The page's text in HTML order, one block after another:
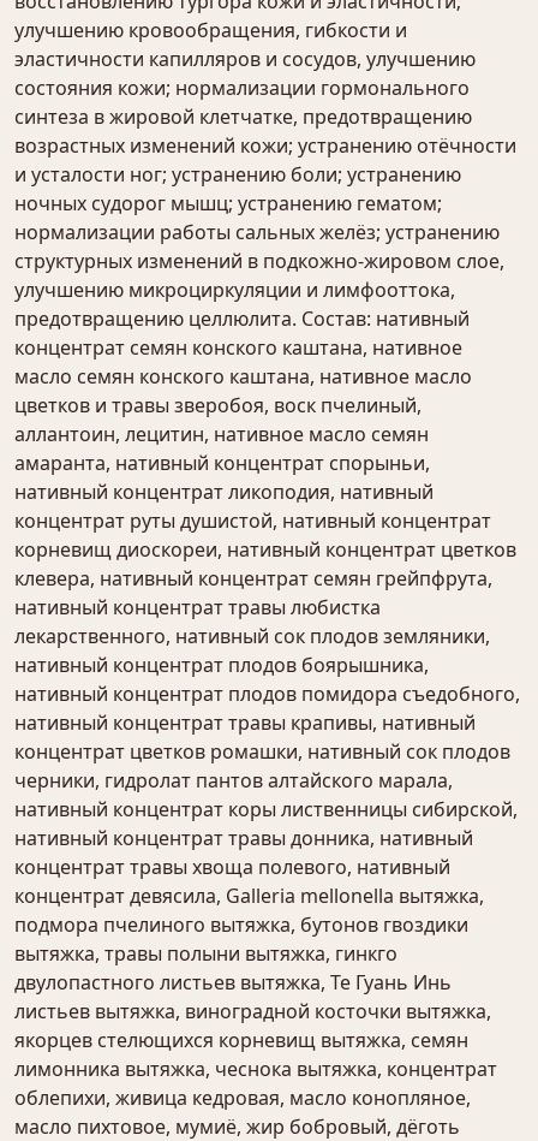
улучшению кровообращения, гибкости и
эластичности капилляров и сосудов, улучшению
состояния кожи; нормализации гормонального
синтеза в жировой клетчатке, предотвращению
возрастных изменений кожи; устранению отёчности
и усталости ног; устранению боли; устранению
ночных судорог мышц; устранению гематом;
нормализации работы сальных желёз; устранению
структурных изменений в подкожно-жировом слое,
улучшению микроциркуляции и лимфооттока,
предотвращению целлюлита. Состав: нативный
концентрат семян конского каштана, нативное
масло семян конского каштана, нативное масло
цветков и травы зверобоя, воск пчелиный,
аллантоин, лецитин, нативное масло семян
амаранта, нативный концентрат спорыньи,
нативный концентрат ликоподия, нативный
концентрат руты душистой, нативный концентрат
корневищ диоскореи, нативный концентрат цветков
клевера, нативный концентрат семян грейпфрута,
нативный концентрат травы любистка
лекарственного, нативный сок плодов земляники,
нативный концентрат плодов боярышника,
нативный концентрат плодов помидора съедобного,
нативный концентрат травы крапивы, нативный
концентрат цветков ромашки, нативный сок плодов
черники, гидролат пантов алтайского марала,
нативный концентрат коры лиственницы сибирской,
нативный концентрат травы донника, нативный
концентрат травы хвоща полевого, нативный
концентрат девясила, Galleria mellonella вытяжка,
подмора пчелиного вытяжка, бутонов гвоздики
вытяжка, травы полыни вытяжка, гинкго
двулопастного листьев вытяжка, Те Гуань Инь
листьев вытяжка, виноградной косточки вытяжка,
якорцев стелющихся корневищ вытяжка, семян
лимонника вытяжка, чеснока вытяжка, концентрат
облепихи, живица кедровая, масло конопляное,
масло пихтовое, мумиё, жир бобровый, дёготь